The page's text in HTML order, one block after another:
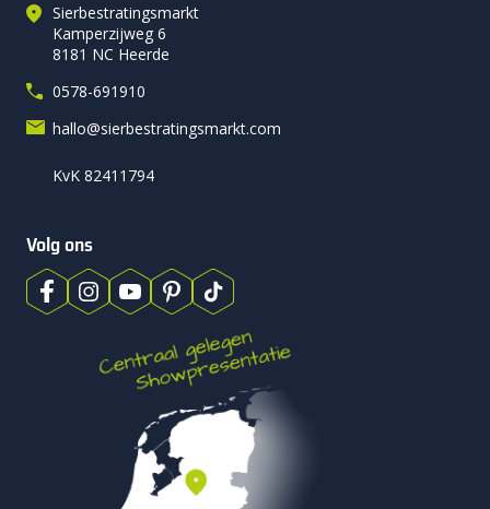
Sierbestratingsmarkt
Kamperzijweg 6
8181 NC Heerde
0578-691910
hallo@sierbestratingsmarkt.com
KvK 82411794
Volg ons